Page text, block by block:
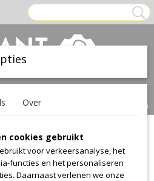
(0)
>Canvas 254
Over
cookies gebruikt
voor verkeersanalyse, het
functies en het personaliseren
Daarnaast verlenen we onze